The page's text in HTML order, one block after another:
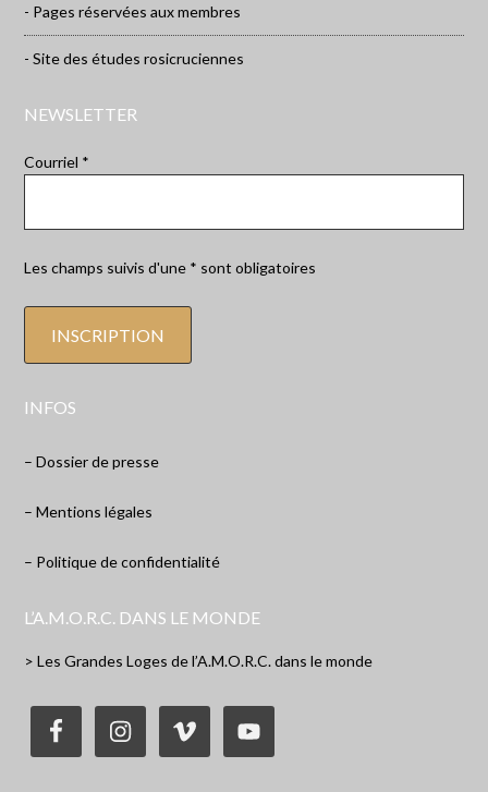
- Pages réservées aux membres
- Site des études rosicruciennes
NEWSLETTER
Courriel *
Les champs suivis d'une * sont obligatoires
INFOS
– Dossier de presse
– Mentions légales
– Politique de confidentialité
L’A.M.O.R.C. DANS LE MONDE
> Les Grandes Loges de l’A.M.O.R.C. dans le monde